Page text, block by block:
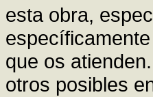
esta obra,
que os
otros posibles